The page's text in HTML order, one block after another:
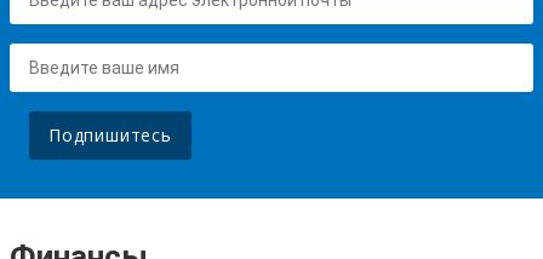
Подпишитесь